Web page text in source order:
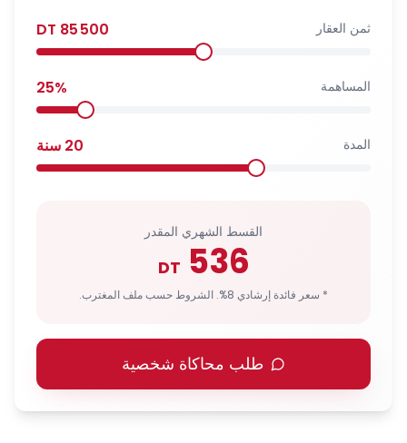
ثمن العقار 85 500
المساهمة 25%
المدة 20 سنة
القسط الشهري المقدر
536
DT
* سعر فائدة إرشادي 8%. الشروط حسب ملف المغترب.
طلب محاكاة شخصية